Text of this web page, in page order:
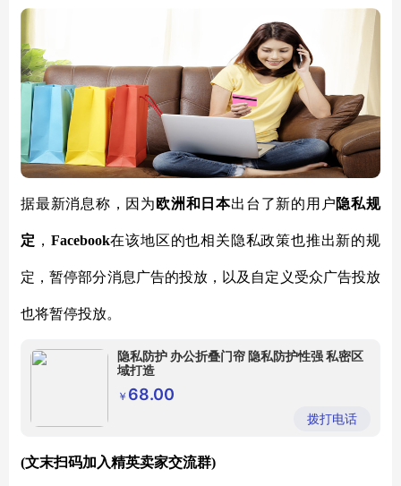
据最新消息称，因为 欧洲和日本出台了新的用户隐私规
定 ， Facebook在该地区的也相关隐私政策也推出新的规
定，暂停部分消息广告的投放，以及自定义受众广告投放
也将暂停投放。
隐私防护 办公折叠门帘 隐私防护性强 私密区
域打造
￥ 68.00
拨打电话
(文末扫码加入精英卖家交流群)